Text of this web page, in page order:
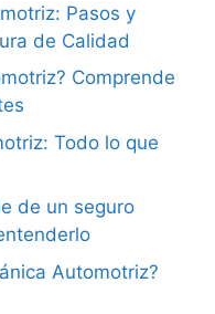
Pasos y
de Calidad
Comprende
Todo lo que
de un seguro
Automotriz?